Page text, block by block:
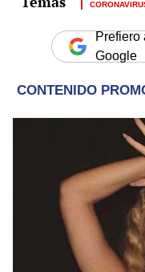
Prefiero
Google